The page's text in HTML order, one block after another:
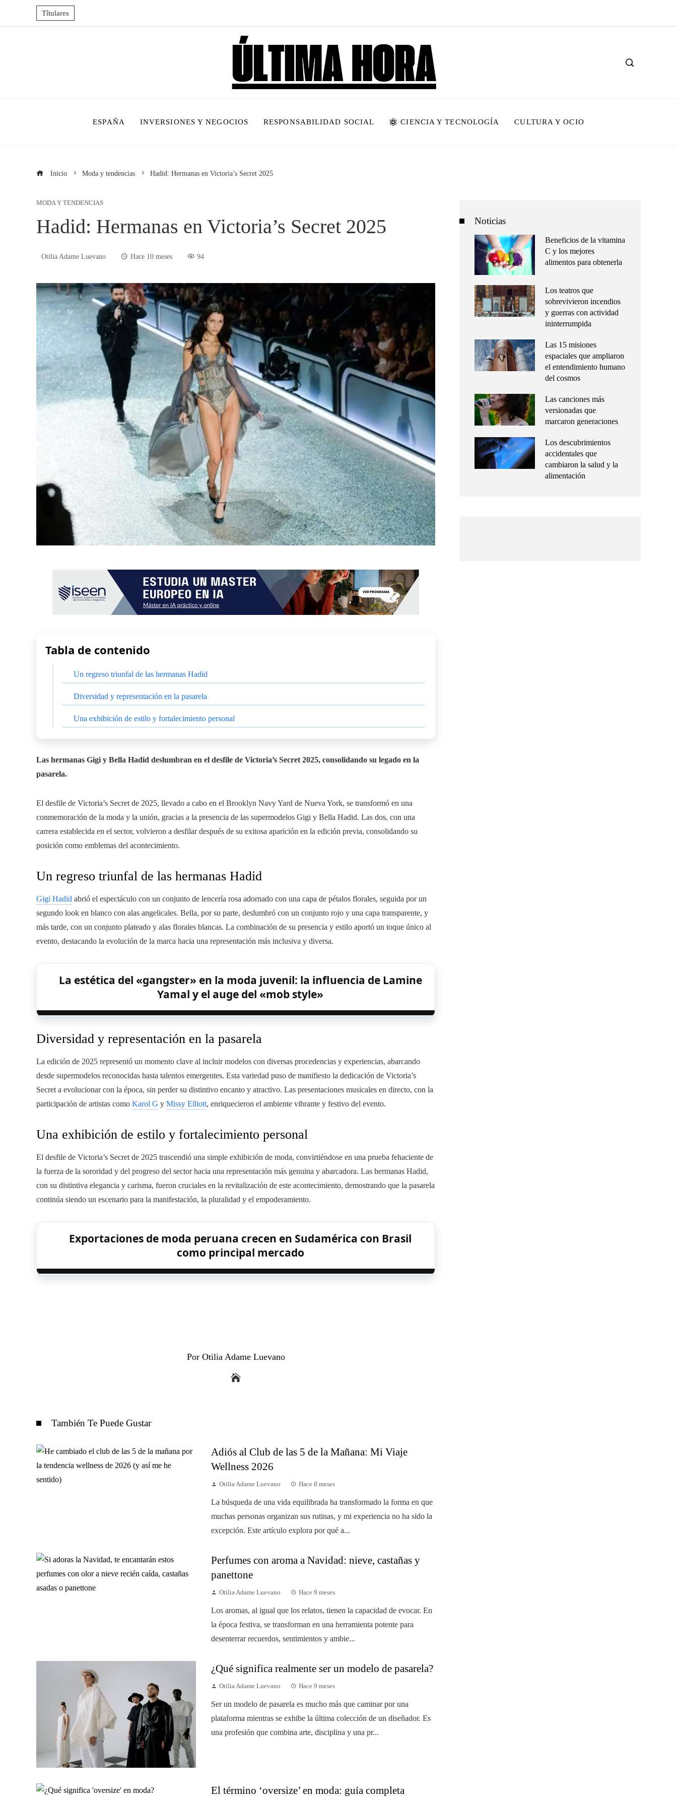
Títulares
ESPAÑA INVERSIONES Y NEGOCIOS RESPONSABILIDAD SOCIAL CIENCIA Y TECNOLOGÍA CULTURA Y OCIO
Inicio Moda y tendencias Hadid: Hermanas en Victoria’s Secret 2025
MODA Y TENDENCIAS
Hadid: Hermanas en Victoria’s Secret 2025
Otilia Adame Luevano Hace 10 meses 94
Tabla de contenido
Un regreso triunfal de las hermanas Hadid
Diversidad y representación en la pasarela
Una exhibición de estilo y fortalecimiento personal
Las hermanas Gigi y Bella Hadid deslumbran en el desfile de Victoria’s Secret 2025, consolidando su legado en la
pasarela.
El desfile de Victoria’s Secret de 2025, llevado a cabo en el Brooklyn Navy Yard de Nueva York, se transformó en una
conmemoración de la moda y la unión, gracias a la presencia de las supermodelos Gigi y Bella Hadid. Las dos, con una
carrera establecida en el sector, volvieron a desfilar después de su exitosa aparición en la edición previa, consolidando su
posición como emblemas del acontecimiento.
Un regreso triunfal de las hermanas Hadid
Gigi Hadid abrió el espectáculo con un conjunto de lencería rosa adornado con una capa de pétalos florales, seguida por un
segundo look en blanco con alas angelicales. Bella, por su parte, deslumbró con un conjunto rojo y una capa transparente, y
más tarde, con un conjunto plateado y alas florales blancas. La combinación de su presencia y estilo aportó un toque único al
evento, destacando la evolución de la marca hacia una representación más inclusiva y diversa.
La estética del «gangster» en la moda juvenil: la influencia de Lamine
Yamal y el auge del «mob style»
Diversidad y representación en la pasarela
La edición de 2025 representó un momento clave al incluir modelos con diversas procedencias y experiencias, abarcando
desde supermodelos reconocidas hasta talentos emergentes. Esta variedad puso de manifiesto la dedicación de Victoria’s
Secret a evolucionar con la época, sin perder su distintivo encanto y atractivo. Las presentaciones musicales en directo, con la
participación de artistas como Karol G y Missy Elliott, enriquecieron el ambiente vibrante y festivo del evento.
Una exhibición de estilo y fortalecimiento personal
El desfile de Victoria’s Secret de 2025 trascendió una simple exhibición de moda, convirtiéndose en una prueba fehaciente de
la fuerza de la sororidad y del progreso del sector hacia una representación más genuina y abarcadora. Las hermanas Hadid,
con su distintiva elegancia y carisma, fueron cruciales en la revitalización de este acontecimiento, demostrando que la pasarela
continúa siendo un escenario para la manifestación, la pluralidad y el empoderamiento.
Exportaciones de moda peruana crecen en Sudamérica con Brasil
como principal mercado
Por Otilia Adame Luevano
También Te Puede Gustar
Adiós al Club de las 5 de la Mañana: Mi Viaje
Wellness 2026
Otilia Adame Luevano Hace 8 meses
La búsqueda de una vida equilibrada ha transformado la forma en que
muchas personas organizan sus rutinas, y mi experiencia no ha sido la
excepción. Este artículo explora por qué a...
Perfumes con aroma a Navidad: nieve, castañas y
panettone
Otilia Adame Luevano Hace 9 meses
Los aromas, al igual que los relatos, tienen la capacidad de evocar. En
la época festiva, se transforman en una herramienta potente para
desenterrar recuerdos, sentimientos y ambie...
¿Qué significa realmente ser un modelo de pasarela?
Otilia Adame Luevano Hace 9 meses
Ser un modelo de pasarela es mucho más que caminar por una
plataforma mientras se exhibe la última colección de un diseñador. Es
una profesión que combina arte, disciplina y una pr...
El término ‘oversize’ en moda: guía completa
Noticias
Beneficios de la vitamina
C y los mejores
alimentos para obtenerla
Los teatros que
sobrevivieron incendios
y guerras con actividad
ininterrumpida
Las 15 misiones
espaciales que ampliaron
el entendimiento humano
del cosmos
Las canciones más
versionadas que
marcaron generaciones
Los descubrimientos
accidentales que
cambiaron la salud y la
alimentación